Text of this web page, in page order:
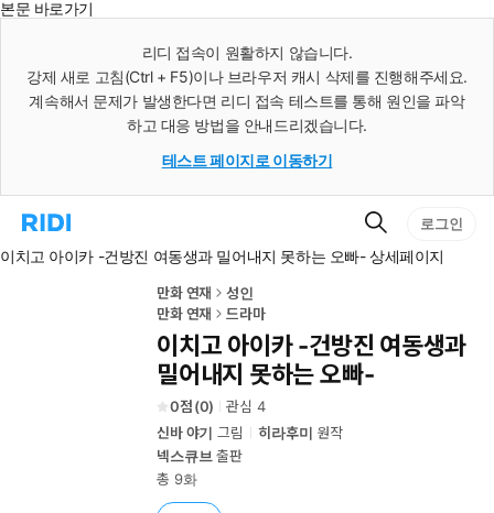
본문 바로가기
리디 접속이 원활하지 않습니다.
강제 새로 고침(Ctrl + F5)이나 브라우저 캐시 삭제를 진행해주세요.
계속해서 문제가 발생한다면 리디 접속 테스트를 통해 원인을 파악
하고 대응 방법을 안내드리겠습니다.
테스트 페이지로 이동하기
리
홈
검
색
로그인
이치고 아이카 -건방진 여동생과 밀어내지 못하는 오빠- 상세페이지
만화 연재
성인
만화 연재
드라마
이치고 아이카 -건방진 여동생과
밀어내지 못하는 오빠-
0 (0) 관심 4
신바 야기 그림 히라후미 원작
넥스큐브 출판
총 9화